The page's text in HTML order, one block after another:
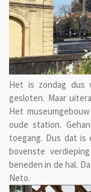
Het is zondag dus
gesloten. Maar
Het
oude station.
toegang. Dus dat is
bovenste
beneden in de hal.
Neto.